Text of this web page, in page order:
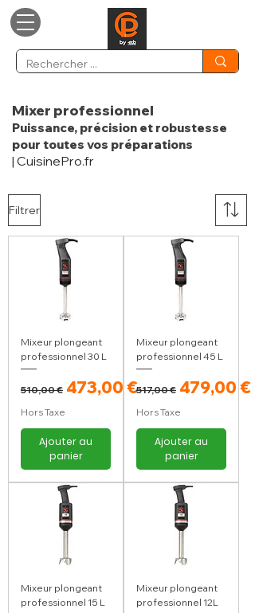
Mixer professionnel
Puissance, précision et robustesse
pour toutes vos préparations
| CuisinePro.fr
Filtrer
Mixeur plongeant
professionnel 30 L
Prix original
510,00 € Prix promotionnel
473,00 €
Hors Taxe
Ajouter au
panier
Mixeur plongeant
professionnel 45 L
Prix original
517,00 € Prix
479,00 €
Hors Taxe
Ajouter au
panier
Mixeur plongeant
professionnel 15 L
Mixeur plongeant
professionnel 12L